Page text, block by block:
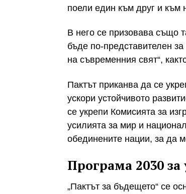
поели един към друг и към
В него се призовава също
бъде по-представителен
на съвременния свят“,
Пактът приканва да се
ускори устойчивото
се укрепи Комисията за
усилията за мир и
обединените нации, за да
Програма 2030 за
„Пактът за бъдещето“ се